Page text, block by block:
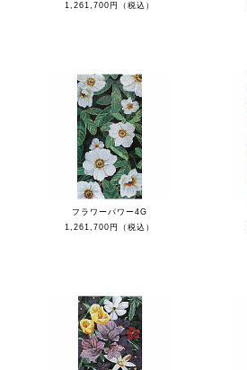
1,261,700円（税込）
フラワーパワー4G
1,261,700円（税込）